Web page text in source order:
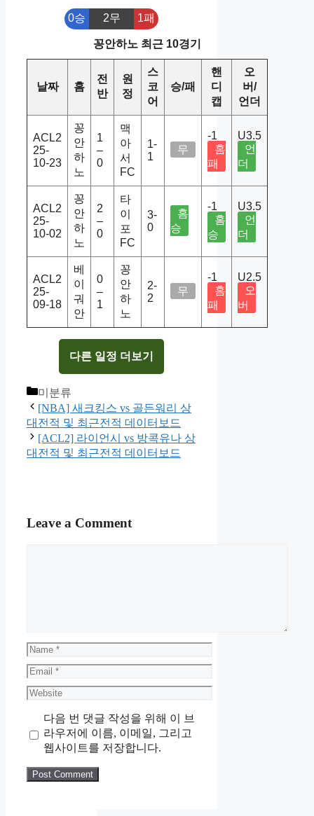
0승 2무 1패
꽁안하노 최근 10경기
날짜 홈
전
반
원
정
스
코
어
승/패
핸
디
캡
오
버/
언더
ACL2
25-
10-23
꽁
안
하
노
1
–
0
맥
아
서
FC
1-
1
무
-1
홈
패
U3.5
언
더
ACL2
25-
10-02
꽁
안
하
노
2
–
0
타
이
포
FC
3-
0
홈
승
-1
홈
승
U3.5
언
더
ACL2
25-
09-18
베
이
궈
안
0
–
1
꽁
안
하
노
2-
2
무
-1
홈
패
U2.5
오
버
다른 일정 더보기
Categories
미분류
[NBA] 새크킹스 vs 골든워리 상
대전적 및 최근전적 데이터보드
[ACL2] 라이언시 vs 방콕유나 상
대전적 및 최근전적 데이터보드
Leave a Comment
Name
Email
Website
다음 번 댓글 작성을 위해 이 브
라우저에 이름, 이메일, 그리고
웹사이트를 저장합니다.